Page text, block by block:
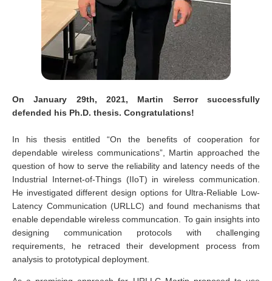
On January 29th, 2021, Martin Serror successfully
defended his Ph.D. thesis. Congratulations!
In his thesis entitled “On the benefits of cooperation for
dependable wireless communications”, Martin approached the
question of how to serve the reliability and latency needs of the
Industrial Internet-of-Things (IIoT) in wireless communication.
He investigated different design options for Ultra-Reliable Low-
Latency Communication (URLLC) and found mechanisms that
enable dependable wireless communcation. To gain insights into
designing communication protocols with challenging
requirements, he retraced their development process from
analysis to prototypical deployment.